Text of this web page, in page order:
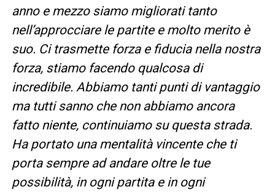
anno e mezzo siamo migliorati tanto
nell’approcciare le partite e molto merito è
suo. Ci trasmette forza e fiducia nella nostra
forza, stiamo facendo qualcosa di
incredibile. Abbiamo tanti punti di vantaggio
ma tutti sanno che non abbiamo ancora
fatto niente, continuiamo su questa strada.
Ha portato una mentalità vincente che ti
porta sempre ad andare oltre le tue
possibilità, in ogni partita e in ogni